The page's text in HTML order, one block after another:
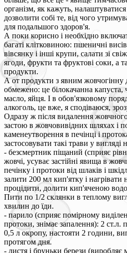
організм, як кажуть,
дозволити собі те, від чого
для подальшого здоров'я.
А поки корисно і необхідно
багаті клітковиною: пшеничні
вівсянку і інші крупи, салати зі
ягоди, фрукти та фруктові соки, а
продукти.
А от продукти з явним жовчогінну
обмежено: це білокачанна
масло, яйця. І в обов'язковому
алкоголь, це вже, я сподіваюся,
Одразу ж після видалення
застою в жовчовивідних шляхах і
каменеутворення в печінці і
застосовувати такі трави у вигляді
- безсмертник піщаний (сприяє
жовчі, усуває застійні явища в
печінку і протоки від шлаків і
залити 200 мл кип'ятку і нагрівати
процідити, долити кип'яченою
Пити по 1/2 склянки в теплому
хвилин до їди.
- парило (сприяє помірному
протоки, знімає запалення): 2 ст.л.
0,5 л окропу, настояти 2 години,
протягом дня.
- листя і бруньки берези (виробляє